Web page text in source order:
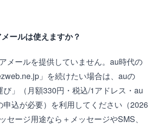
ールは使えますか？
メールを提供していません。au時代の
」を続けたい場合は、auの
び」（月額330円・税込/1アドレス・au
申込が必要）を利用してください（2026
セージ用途なら＋メッセージやSMS、